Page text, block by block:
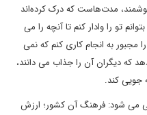
مدت‌هاست که درک کرده‌اند
تو را وادار کنم تا آنچه را می
به انجام کاری کنم که نمی
که دیگران آن را جذاب می دانند،
جویی کند.
می شود: فرهنگ آن کشور؛ ارزش